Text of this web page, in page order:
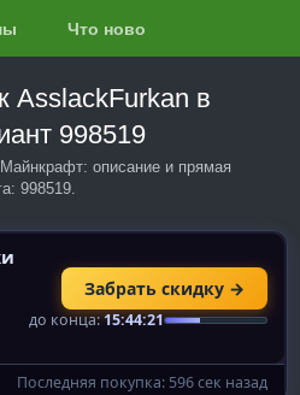
Что нового?
AsslackFurkan в
998519
описание и прямая
998519.